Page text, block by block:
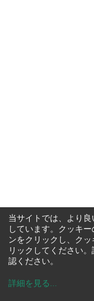
当サイトでは、より
しています。クッキ
ンをクリックし、ク
リックしてください
認ください。
詳細を見る ...